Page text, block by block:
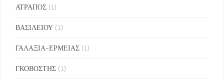
ΑΤΡΑΠΟΣ (1)
ΒΑΣΙΛΕΙΟΥ (1)
ΓΑΛΑΞΙΑ-ΕΡΜΕΙΑΣ (1)
ΓΚΟΒΟΣΤΗΣ (1)